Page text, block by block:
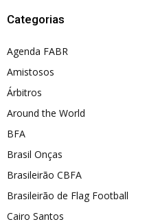
Categorias
Agenda FABR
Amistosos
Árbitros
Around the World
BFA
Brasil Onças
Brasileirão CBFA
Brasileirão de Flag Football
Cairo Santos